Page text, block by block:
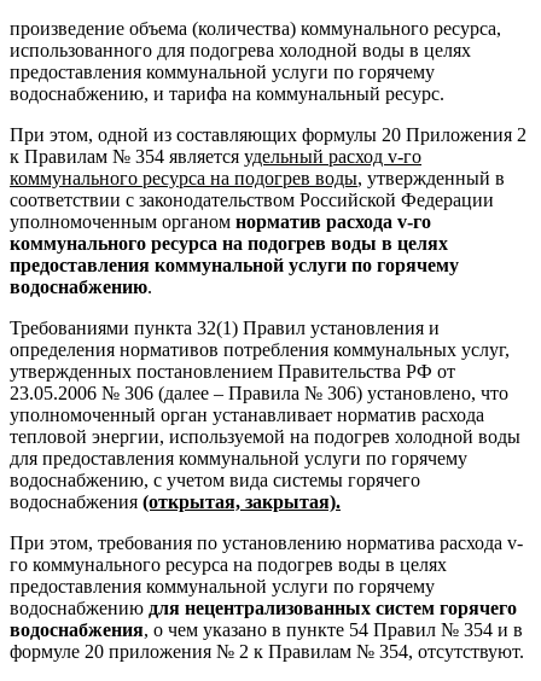
произведение объема (количества) коммунального ресурса,
использованного для подогрева холодной воды в целях
предоставления коммунальной услуги по горячему
водоснабжению, и тарифа на коммунальный ресурс.
При этом, одной из составляющих формулы 20 Приложения 2
к Правилам № 354 является удельный расход v-го
коммунального ресурса на подогрев воды, утвержденный в
соответствии с законодательством Российской Федерации
уполномоченным органом норматив расхода v-го
коммунального ресурса на подогрев воды в целях
предоставления коммунальной услуги по горячему
водоснабжению.
Требованиями пункта 32(1) Правил установления и
определения нормативов потребления коммунальных услуг,
утвержденных постановлением Правительства РФ от
23.05.2006 № 306 (далее – Правила № 306) установлено, что
уполномоченный орган устанавливает норматив расхода
тепловой энергии, используемой на подогрев холодной воды
для предоставления коммунальной услуги по горячему
водоснабжению, с учетом вида системы горячего
водоснабжения (открытая, закрытая).
При этом, требования по установлению норматива расхода v-
го коммунального ресурса на подогрев воды в целях
предоставления коммунальной услуги по горячему
водоснабжению для нецентрализованных систем горячего
водоснабжения, о чем указано в пункте 54 Правил № 354 и в
формуле 20 приложения № 2 к Правилам № 354, отсутствуют.